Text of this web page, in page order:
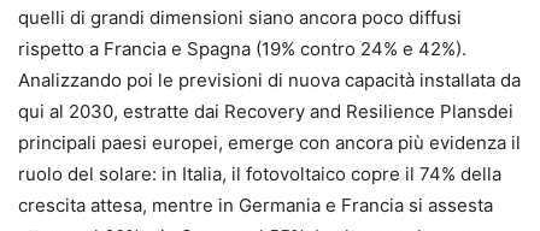
quelli di grandi dimensioni siano ancora poco diffusi
rispetto a Francia e Spagna (19% contro 24% e 42%).
Analizzando poi le previsioni di nuova capacità installata da
qui al 2030, estratte dai Recovery and Resilience Plansdei
principali paesi europei, emerge con ancora più evidenza il
ruolo del solare: in Italia, il fotovoltaico copre il 74% della
crescita attesa, mentre in Germania e Francia si assesta